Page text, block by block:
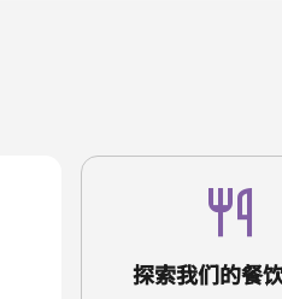
探索我们的餐